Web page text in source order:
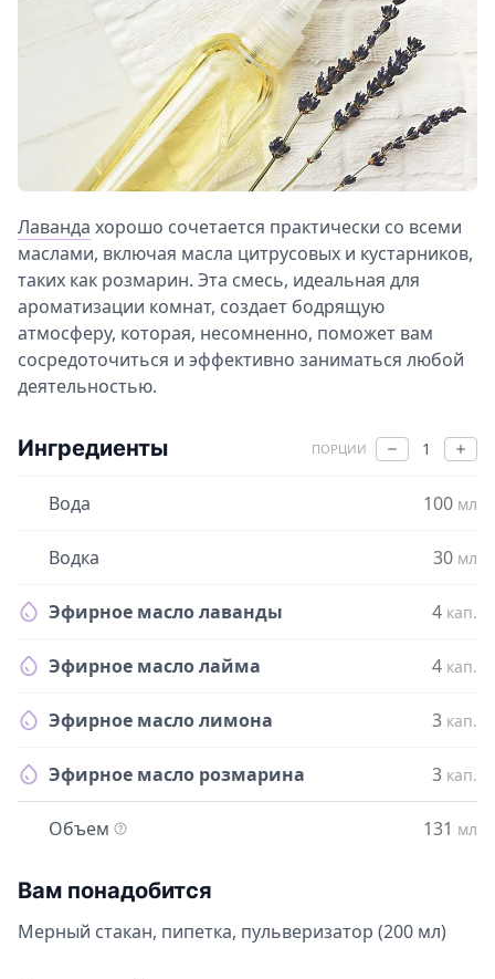
Лаванда хорошо сочетается практически со всеми
маслами, включая масла цитрусовых и кустарников,
таких как розмарин. Эта смесь, идеальная для
ароматизации комнат, создает бодрящую
атмосферу, которая, несомненно, поможет вам
сосредоточиться и эффективно заниматься любой
деятельностью.
Ингредиенты ПОРЦИИ 1
Вода 100 мл
Водка 30 мл
Эфирное масло лаванды 4 кап.
Эфирное масло лайма 4 кап.
Эфирное масло лимона 3 кап.
Эфирное масло розмарина 3 кап.
Объем 131 мл
Вам понадобится
Мерный стакан, пипетка, пульверизатор (200 мл)